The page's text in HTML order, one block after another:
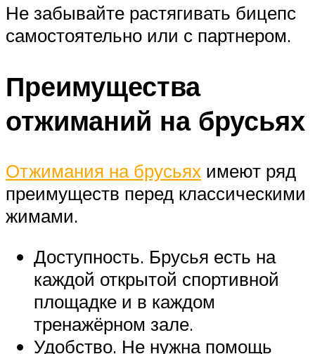
Не забывайте растягивать бицепс
самостоятельно или с партнером.
Преимущества
отжиманий на брусьях
Отжимания на брусьях имеют ряд
преимуществ перед классическими
жимами.
Доступность. Брусья есть на
каждой открытой спортивной
площадке и в каждом
тренажёрном зале.
Удобство. Не нужна помощь